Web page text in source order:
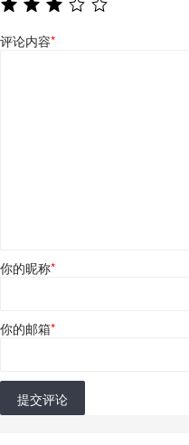
评论内容*
你的昵称*
你的邮箱*
提交评论